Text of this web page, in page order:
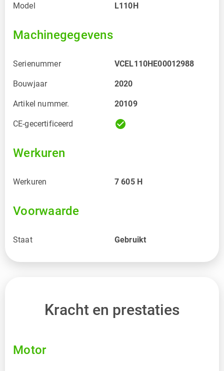
Model L110H
Machinegegevens
Serienummer VCEL110HE00012988
Bouwjaar 2020
Artikel nummer. 20109
CE-gecertificeerd check_circle
Werkuren
Werkuren 7 605 H
Voorwaarde
Staat Gebruikt
Kracht en prestaties
Motor